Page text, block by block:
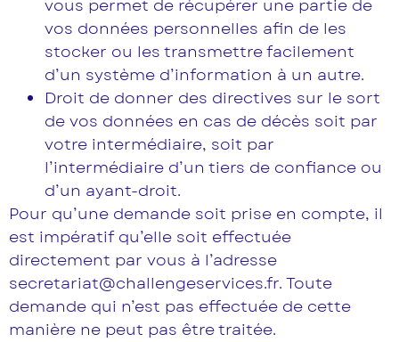
vous permet de récupérer une partie de
vos données personnelles afin de les
stocker ou les transmettre facilement
d’un système d’information à un autre.
Droit de donner des directives sur le sort
de vos données en cas de décès soit par
votre intermédiaire, soit par
l’intermédiaire d’un tiers de confiance ou
d’un ayant-droit.
Pour qu’une demande soit prise en compte, il
est impératif qu’elle soit effectuée
directement par vous à l’adresse
secretariat@challengeservices.fr. Toute
demande qui n’est pas effectuée de cette
manière ne peut pas être traitée.